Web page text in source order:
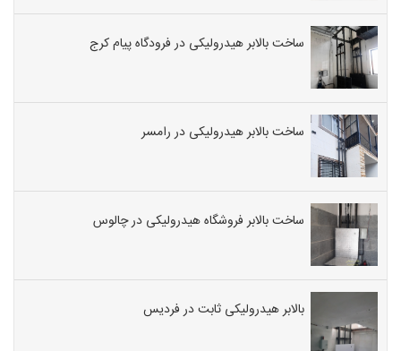
ساخت بالابر هیدرولیکی در فرودگاه پیام کرج
ساخت بالابر هیدرولیکی در رامسر
ساخت بالابر فروشگاه هیدرولیکی در چالوس
بالابر هیدرولیکی ثابت در فردیس